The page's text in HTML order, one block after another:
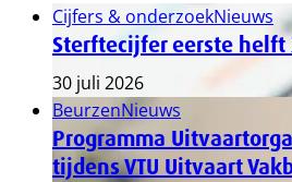
Cijfers & onderzoekNieuws
Sterftecijfer eerste helft
30 juli 2026
BeurzenNieuws
Programma
tijdens VTU Uitvaart